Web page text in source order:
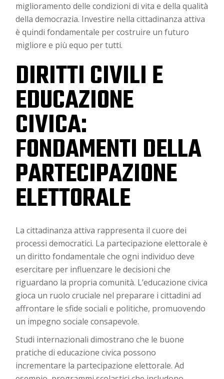
miglioramento delle condizioni di vita e della qualità
della democrazia. Investire nella cittadinanza attiva
è quindi fondamentale per costruire un futuro
migliore e più equo per tutti.
DIRITTI CIVILI E
EDUCAZIONE
CIVICA:
FONDAMENTI DELLA
PARTECIPAZIONE
ELETTORALE
La cittadinanza attiva rappresenta il cuore dei
processi democratici. La partecipazione elettorale è
un diritto fondamentale che ogni individuo deve
esercitare per influenzare le decisioni che
riguardano la propria comunità. L’educazione civica
gioca un ruolo cruciale nel preparare i cittadini ad
affrontare le sfide sociali e politiche, promuovendo
un impegno sociale consapevole.
Studi internazionali dimostrano che le buone
pratiche di educazione civica possono
incrementare la partecipazione elettorale. Ad